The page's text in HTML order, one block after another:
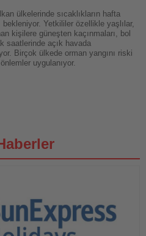
ülkelerinde sıcaklıkların hafta
Yetkililer özellikle yaşlılar,
kişilere güneşten kaçınmaları, bol
saatlerinde açık havada
Birçok ülkede orman yangını riski
uygulanıyor.